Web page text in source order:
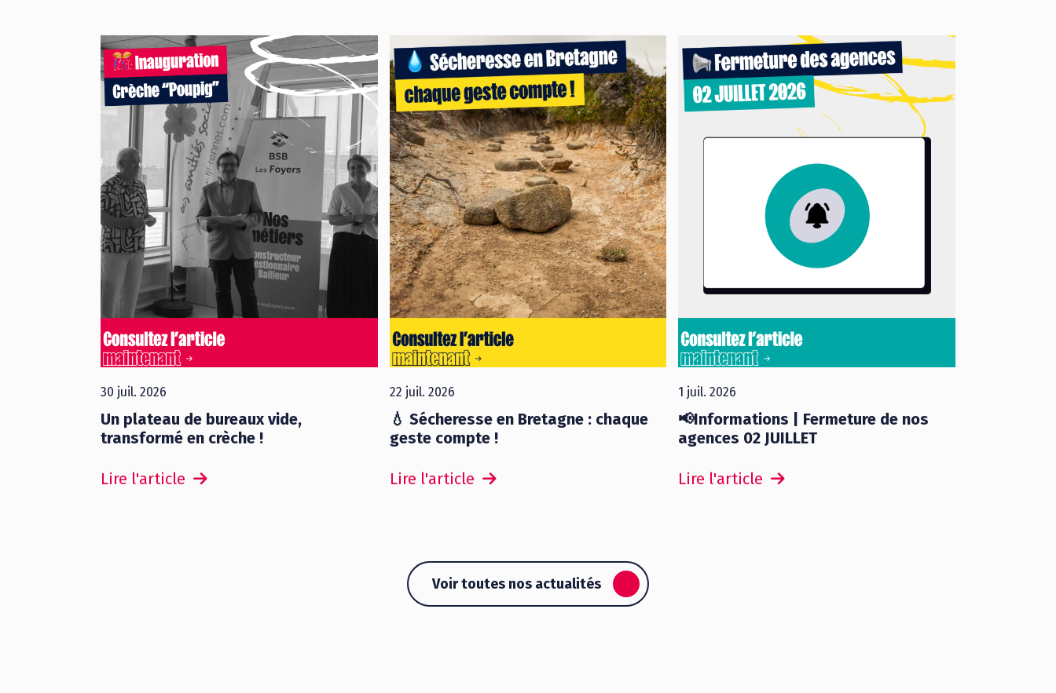
30 juil. 2026
Un plateau de bureaux vide,
transformé en crèche !
Lire l'article
22 juil. 2026
💧 Sécheresse en Bretagne : chaque
geste compte !
Lire l'article
1 juil. 2026
📢Informations | Fermeture de nos
agences 02 JUILLET
Lire l'article
Voir toutes nos actualités